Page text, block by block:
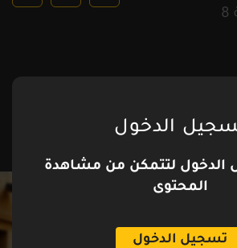
الدخول
الدخول لتتمكن من مشاهدة
المحتوى
تسجيل الدخول